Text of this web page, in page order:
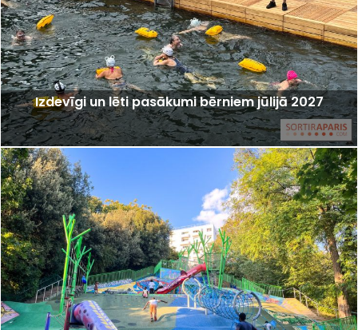
Izdevīgi un lēti pasākumi bērniem jūlijā 2027